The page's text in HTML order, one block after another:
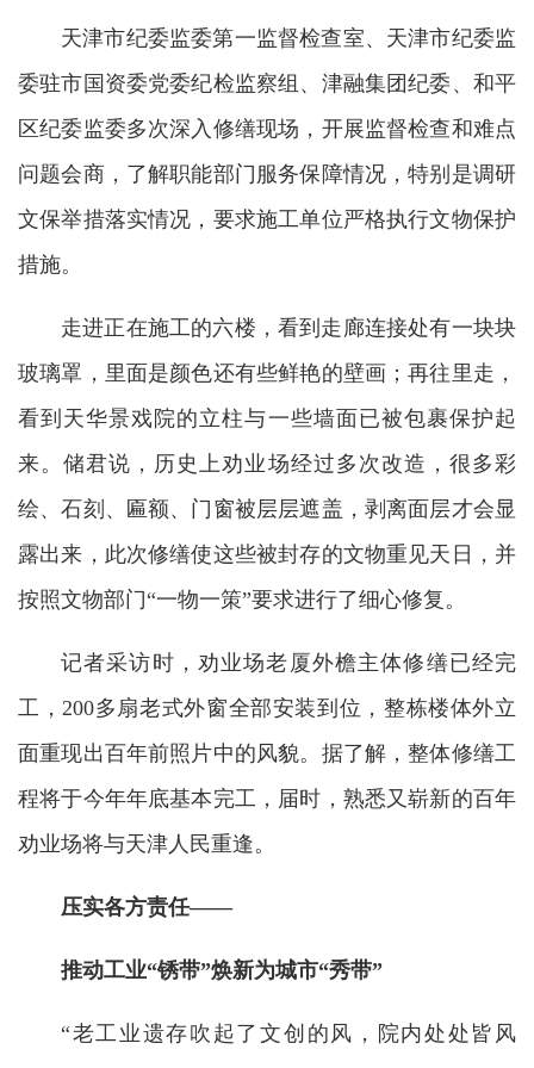
天津市纪委监委第一监督检查室、天津市纪委监
委驻市国资委党委纪检监察组、津融集团纪委、和平
区纪委监委多次深入修缮现场，开展监督检查和难点
问题会商，了解职能部门服务保障情况，特别是调研
文保举措落实情况，要求施工单位严格执行文物保护
措施。
走进正在施工的六楼，看到走廊连接处有一块块
玻璃罩，里面是颜色还有些鲜艳的壁画；再往里走，
看到天华景戏院的立柱与一些墙面已被包裹保护起
来。储君说，历史上劝业场经过多次改造，很多彩
绘、石刻、匾额、门窗被层层遮盖，剥离面层才会显
露出来，此次修缮使这些被封存的文物重见天日，并
按照文物部门“一物一策”要求进行了细心修复。
记者采访时，劝业场老厦外檐主体修缮已经完
工，200多扇老式外窗全部安装到位，整栋楼体外立
面重现出百年前照片中的风貌。据了解，整体修缮工
程将于今年年底基本完工，届时，熟悉又崭新的百年
劝业场将与天津人民重逢。
压实各方责任——
推动工业“锈带”焕新为城市“秀带”
“老工业遗存吹起了文创的风，院内处处皆风